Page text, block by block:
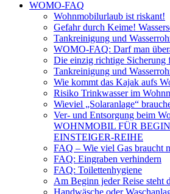
WOMO-FAQ
Wohnmobilurlaub ist riskant!
Gefahr durch Keime!
Tankreinigung und
WOMO-FAQ: Darf man
Die einzig richtige Sicherung
Tankreinigung und
Wie kommt das Kajak aufs
Risiko Trinkwasser im
Wieviel „Solaranlage“
Ver- und Entsorgung beim
WOHNMOBIL FÜR
EINSTEIGER-REIHE
FAQ – Wie viel Gas braucht
FAQ: Eingraben verhindern
FAQ: Toilettenhygiene
Am Beginn jeder Reise steht
Handwäsche oder